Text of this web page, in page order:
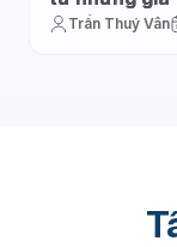
Trần Thuý Vân